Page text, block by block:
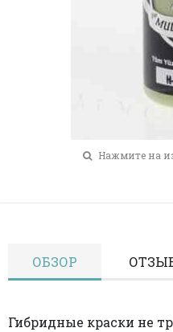
Нажмите на
ОБЗОР
Гибридные краски не